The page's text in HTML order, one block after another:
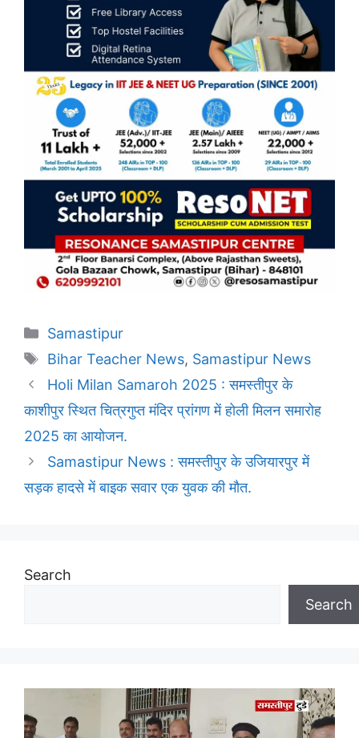
Categories
Samastipur
Tags
Bihar Teacher News, Samastipur News
Holi Milan Samaroh 2025 : समस्तीपुर के
काशीपुर स्थित चित्रगुप्त मंदिर प्रांगण में होली मिलन समारोह
2025 का आयोजन.
Samastipur News : समस्तीपुर के उजियारपुर में
सड़क हादसे में बाइक सवार एक युवक की मौत.
Search
Search